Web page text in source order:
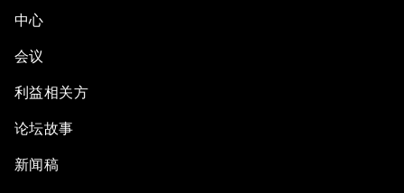
中心
会议
利益相关方
论坛故事
新闻稿